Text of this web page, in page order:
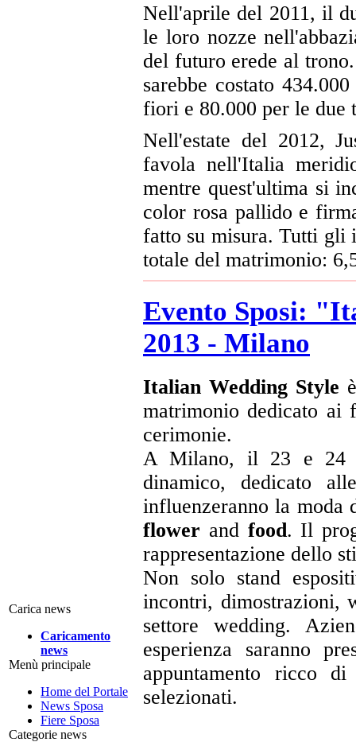
Carica news
Caricamento
news
Menù principale
Home del Portale
News Sposa
Fiere Sposa
Categorie news
Nell'aprile del 2011, il
le loro nozze
del futuro erede al
sarebbe costato
fiori e 80.000 per le due
Nell'estate del 2012,
favola nell'Italia
mentre quest'ultima si
color rosa pallido e
fatto su misura. Tutti gli
totale del matrimonio:
Evento Sposi:
2013 - Milano
Italian Wedding Style
matrimonio dedicato ai
cerimonie.
A Milano, il 23 e 24
dinamico, dedicato
influenzeranno la moda
flower and food. Il
rappresentazione dello
Non solo stand
incontri, dimostrazioni,
settore wedding.
esperienza saranno
appuntamento ricco
selezionati.